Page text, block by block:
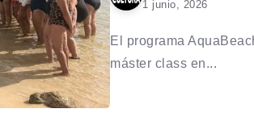
1 junio, 2026
El programa
máster class en...